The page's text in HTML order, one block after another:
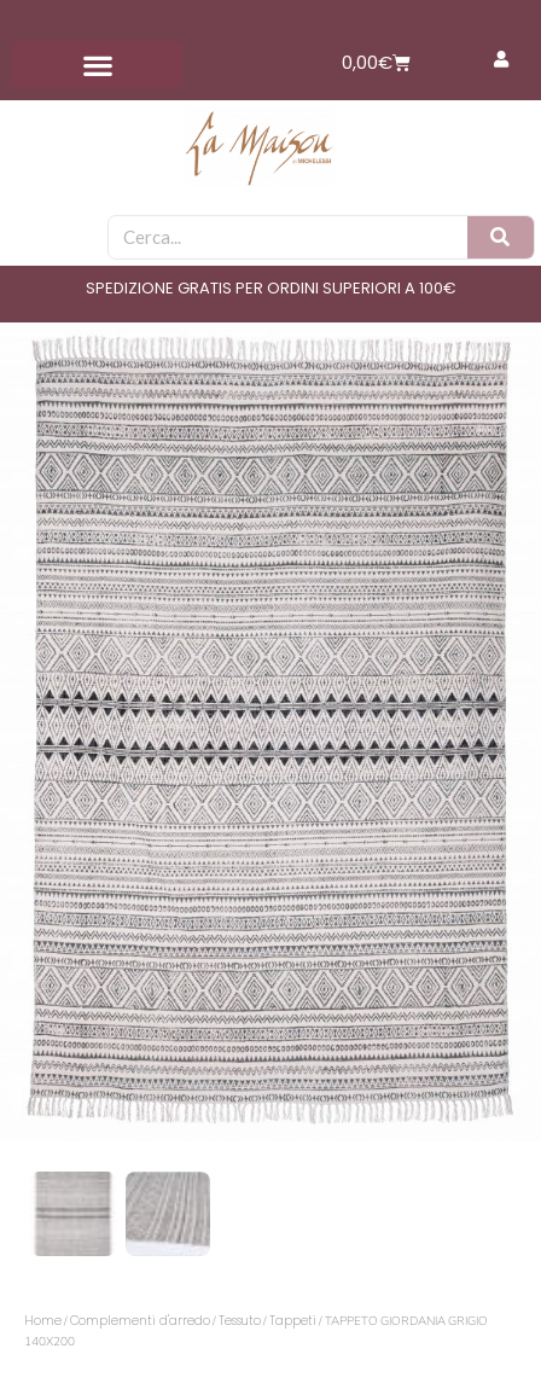
contenuto
0,00€Carrello
Cerca
SPEDIZIONE GRATIS PER ORDINI SUPERIORI A 100€
Home/Complementi d'arredo/Tessuto/Tappeti / TAPPETO GIORDANIA GRIGIO
140X200